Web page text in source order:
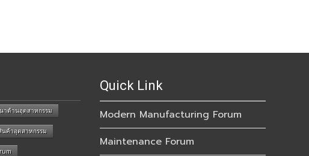
าด้านอุตสาหกรรม
นค้าอุตสาหกรรม
Quick Link
Modern Manufacturing Forum
Maintenance Forum